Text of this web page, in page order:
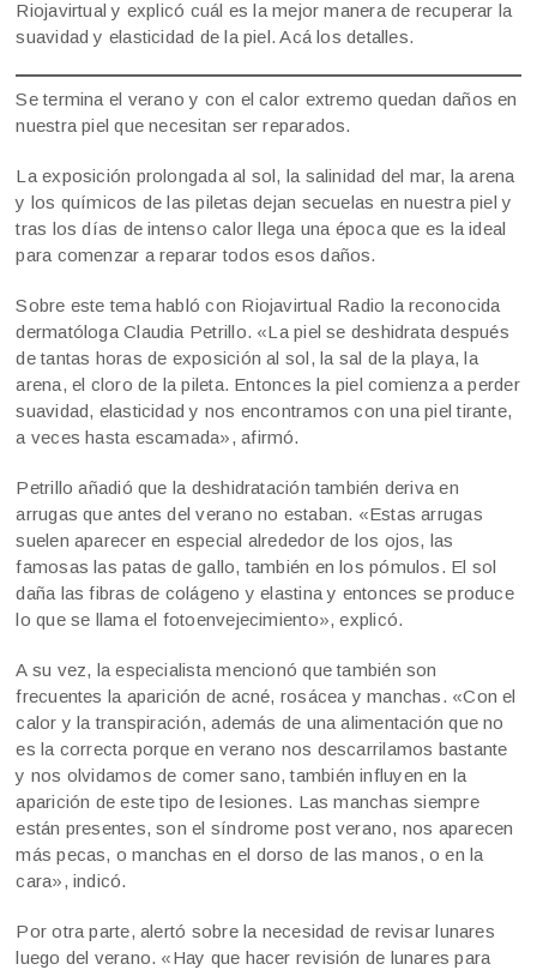
Riojavirtual y explicó cuál es la mejor manera de recuperar la
suavidad y elasticidad de la piel. Acá los detalles.
Se termina el verano y con el calor extremo quedan daños en
nuestra piel que necesitan ser reparados.
La exposición prolongada al sol, la salinidad del mar, la arena
y los químicos de las piletas dejan secuelas en nuestra piel y
tras los días de intenso calor llega una época que es la ideal
para comenzar a reparar todos esos daños.
Sobre este tema habló con Riojavirtual Radio la reconocida
dermatóloga Claudia Petrillo. «La piel se deshidrata después
de tantas horas de exposición al sol, la sal de la playa, la
arena, el cloro de la pileta. Entonces la piel comienza a perder
suavidad, elasticidad y nos encontramos con una piel tirante,
a veces hasta escamada», afirmó.
Petrillo añadió que la deshidratación también deriva en
arrugas que antes del verano no estaban. «Estas arrugas
suelen aparecer en especial alrededor de los ojos, las
famosas las patas de gallo, también en los pómulos. El sol
daña las fibras de colágeno y elastina y entonces se produce
lo que se llama el fotoenvejecimiento», explicó.
A su vez, la especialista mencionó que también son
frecuentes la aparición de acné, rosácea y manchas. «Con el
calor y la transpiración, además de una alimentación que no
es la correcta porque en verano nos descarrilamos bastante
y nos olvidamos de comer sano, también influyen en la
aparición de este tipo de lesiones. Las manchas siempre
están presentes, son el síndrome post verano, nos aparecen
más pecas, o manchas en el dorso de las manos, o en la
cara», indicó.
Por otra parte, alertó sobre la necesidad de revisar lunares
luego del verano. «Hay que hacer revisión de lunares para